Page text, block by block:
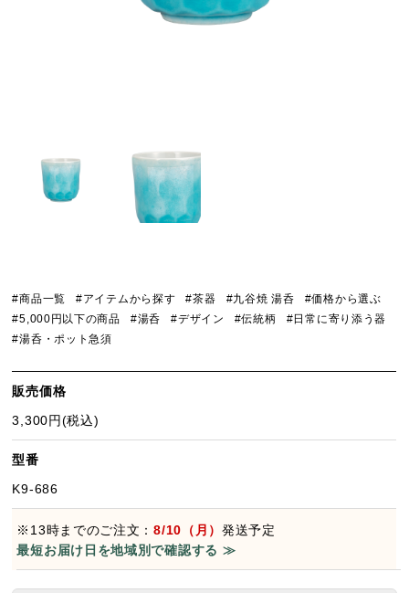
#商品一覧 #アイテムから探す #茶器 #九谷焼 湯呑
#価格から選ぶ
#5,000円以下の商品
#湯呑 #デザイン #伝統柄
#日常に寄り添う器
#湯呑・ポット急須
販売価格
3,300円(税込)
型番
K9-686
※13時までのご注文：8/10（月）発送予定
最短お届け日を地域別で確認する ≫